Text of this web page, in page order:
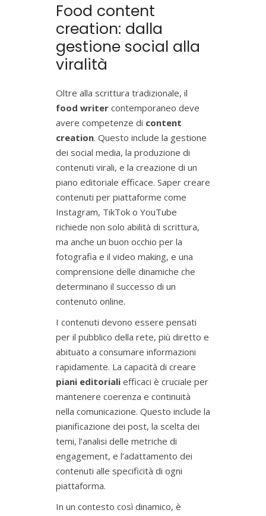
Food content
creation: dalla
gestione social alla
viralità
Oltre alla scrittura tradizionale, il
food writer contemporaneo deve
avere competenze di content
creation. Questo include la gestione
dei social media, la produzione di
contenuti virali, e la creazione di un
piano editoriale efficace. Saper creare
contenuti per piattaforme come
Instagram, TikTok o YouTube
richiede non solo abilità di scrittura,
ma anche un buon occhio per la
fotografia e il video making, e una
comprensione delle dinamiche che
determinano il successo di un
contenuto online.
I contenuti devono essere pensati
per il pubblico della rete, più diretto e
abituato a consumare informazioni
rapidamente. La capacità di creare
piani editoriali efficaci è cruciale per
mantenere coerenza e continuità
nella comunicazione. Questo include la
pianificazione dei post, la scelta dei
temi, l’analisi delle metriche di
engagement, e l’adattamento dei
contenuti alle specificità di ogni
piattaforma.
In un contesto così dinamico, è